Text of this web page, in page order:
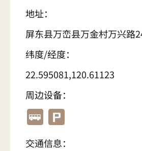
地址：
屏东县万峦县万金村万兴路
纬度/经度：
22.595081,120.61123
周边设备：
交通信息：